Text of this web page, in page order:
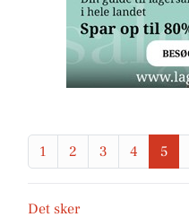
1 2 3 4 5
Det sker